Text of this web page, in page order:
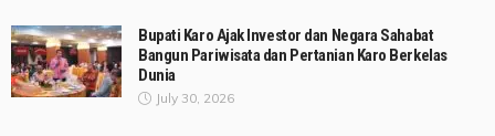
Bupati Karo Ajak Investor dan Negara Sahabat
Bangun Pariwisata dan Pertanian Karo Berkelas
Dunia
July 30, 2026